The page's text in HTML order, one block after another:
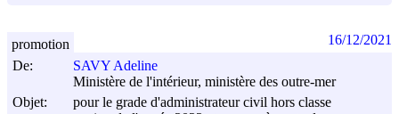
De:
SAVY Adeline
Ministère de l'intérieur, ministère des outre-mer
Objet:
pour le grade d'administrateur civil hors classe
promotion 16/12/2021